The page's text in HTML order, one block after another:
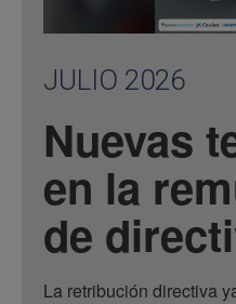
JULIO 2026
Nuevas
en la
de
La retribución directiva